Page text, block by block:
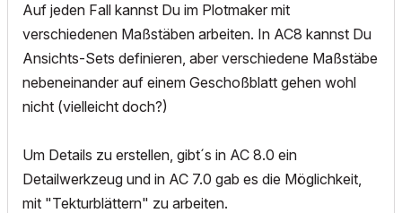
Auf jeden Fall kannst Du im Plotmaker mit
verschiedenen Maßstäben arbeiten. In AC8 kannst Du
Ansichts-Sets definieren, aber verschiedene Maßstäbe
nebeneinander auf einem Geschoßblatt gehen wohl
nicht (vielleicht doch?)
Um Details zu erstellen, gibt´s in AC 8.0 ein
Detailwerkzeug und in AC 7.0 gab es die Möglichkeit,
mit "Tekturblättern" zu arbeiten.